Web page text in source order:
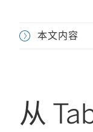
本文内容
从